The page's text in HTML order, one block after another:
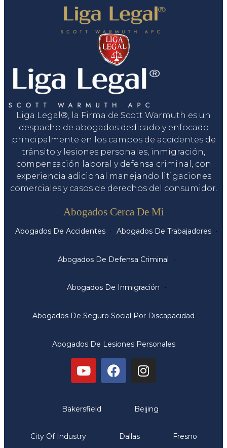
Liga Legal®, la Firma de Scott Warmuth es un
despacho de abogados dedicado y enfocado
principalmente en los campos de accidentes de
tránsito y lesiones personales, inmigración,
compensación laboral y defensa criminal, con
experiencia adicional manejando litigaciones
comerciales y casos de derechos del consumidor.
Abogados Cerca De Mi
Abogados De Accidentes Abogados De Trabajadores
Abogados De Defensa Criminal
Abogados De Inmigración
Abogados De Seguro Social Por Discapacidad
Abogados De Lesiones Personales
Bakersfield Beijing
City Of Industry Dallas Fresno